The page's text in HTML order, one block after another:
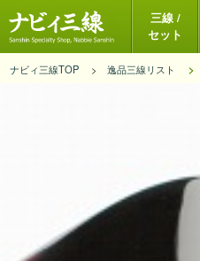
三線 /
セット
ナビィ三線TOP 逸品三線リスト